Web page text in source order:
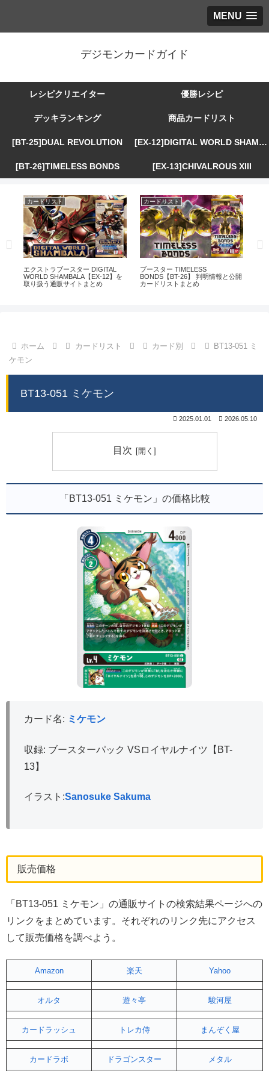
MENU
デジモンカードガイド
レシピクリエイター 優勝レシピ
デッキランキング 商品カードリスト
[BT-25]DUAL REVOLUTION [EX-12]DIGITAL WORLD SHAMBALA
[BT-26]TIMELESS BONDS [EX-13]CHIVALROUS XIII
カードリスト
エクストラブースター DIGITAL
WORLD SHAMBALA【EX-12】を
取り扱う通販サイトまとめ
カードリスト
ブースター TIMELESS
BONDS【BT-26】 判明情報と公開
カードリストまとめ
ホーム カードリスト カード別
BT13-051 ミ
ケモン
BT13-051 ミケモン
2025.01.01 2026.05.10
目次
「BT13-051 ミケモン」の価格比較
カード名: ミケモン
収録: ブースターパック VSロイヤルナイツ【BT-
13】
イラスト:Sanosuke Sakuma
販売価格
「BT13-051 ミケモン」の通販サイトの検索結果ページへの
リンクをまとめています。それぞれのリンク先にアクセス
して販売価格を調べよう。
Amazon 楽天 Yahoo
オルタ 遊々亭 駿河屋
カードラッシュ トレカ侍 まんぞく屋
カードラボ ドラゴンスター メタル